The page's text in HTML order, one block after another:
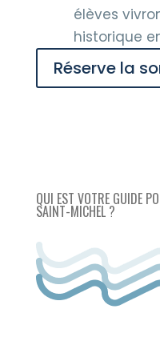
élèves
historique
Réserve la
QUI EST VOTRE GUIDE
SAINT-MICHEL ?